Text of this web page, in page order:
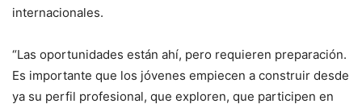
internacionales.
“Las oportunidades están ahí, pero requieren preparación.
Es importante que los jóvenes empiecen a construir desde
ya su perfil profesional, que exploren, que participen en